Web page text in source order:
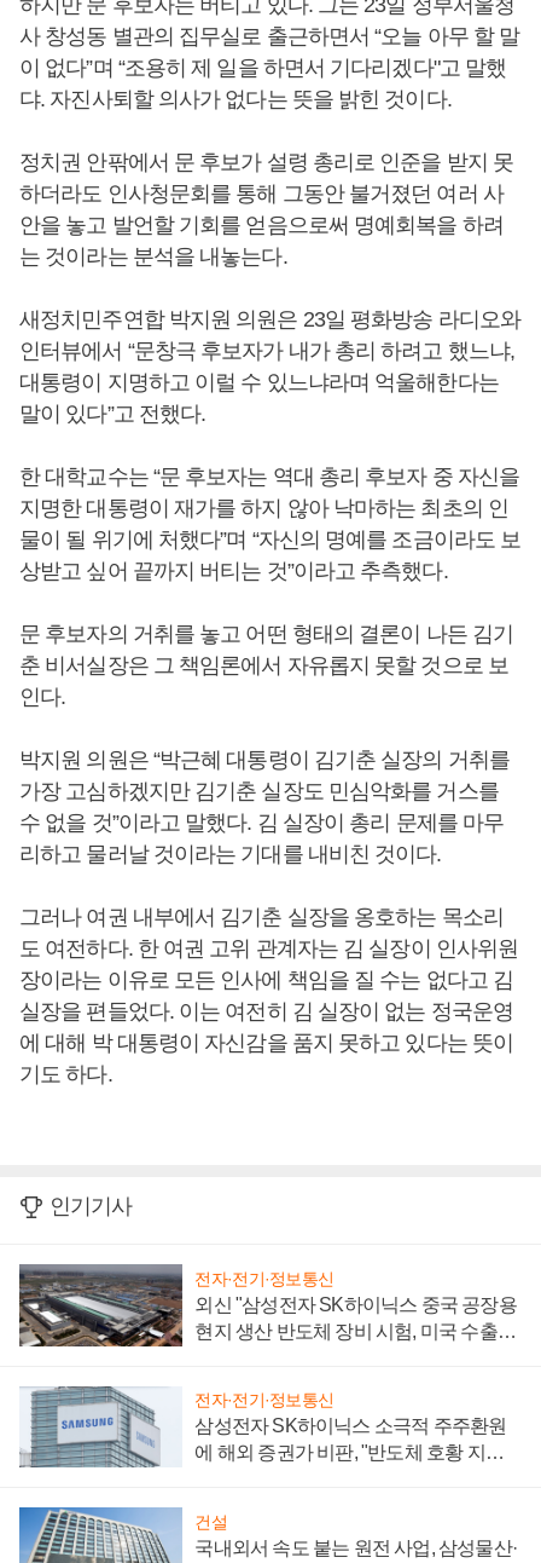
하지만 문 후보자는 버티고 있다. 그는 23일 정부서울청
사 창성동 별관의 집무실로 출근하면서 “오늘 아무 할 말
이 없다”며 “조용히 제 일을 하면서 기다리겠다"고 말했
댜. 자진사퇴할 의사가 없다는 뜻을 밝힌 것이다.
정치권 안팎에서 문 후보가 설령 총리로 인준을 받지 못
하더라도 인사청문회를 통해 그동안 불거졌던 여러 사
안을 놓고 발언할 기회를 얻음으로써 명예회복을 하려
는 것이라는 분석을 내놓는다.
새정치민주연합 박지원 의원은 23일 평화방송 라디오와
인터뷰에서 “문창극 후보자가 내가 총리 하려고 했느냐,
대통령이 지명하고 이럴 수 있느냐라며 억울해한다는
말이 있다”고 전했다.
한 대학교수는 “문 후보자는 역대 총리 후보자 중 자신을
지명한 대통령이 재가를 하지 않아 낙마하는 최초의 인
물이 될 위기에 처했다”며 “자신의 명예를 조금이라도 보
상받고 싶어 끝까지 버티는 것”이라고 추측했다.
문 후보자의 거취를 놓고 어떤 형태의 결론이 나든 김기
춘 비서실장은 그 책임론에서 자유롭지 못할 것으로 보
인다.
박지원 의원은 “박근혜 대통령이 김기춘 실장의 거취를
가장 고심하겠지만 김기춘 실장도 민심악화를 거스를
수 없을 것”이라고 말했다. 김 실장이 총리 문제를 마무
리하고 물러날 것이라는 기대를 내비친 것이다.
그러나 여권 내부에서 김기춘 실장을 옹호하는 목소리
도 여전하다. 한 여권 고위 관계자는 김 실장이 인사위원
장이라는 이유로 모든 인사에 책임을 질 수는 없다고 김
실장을 편들었다. 이는 여전히 김 실장이 없는 정국운영
에 대해 박 대통령이 자신감을 품지 못하고 있다는 뜻이
기도 하다.
인기기사
전자·전기·정보통신
외신 "삼성전자 SK하이닉스 중국 공장용
현지 생산 반도체 장비 시험, 미국 수출통
전자·전기·정보통신
삼성전자 SK하이닉스 소극적 주주환원
에 해외 증권가 비판, "반도체 호황 지속
건설
국내외서 속도 붙는 원전 사업, 삼성물산·